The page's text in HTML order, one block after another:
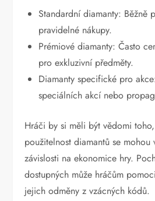
Standardní diamanty: Běžně
pravidelné nákupy.
Prémiové diamanty: Často
pro exkluzivní předměty.
Diamanty specifické pro
speciálních akcí nebo
Hráči by si měli být vědomi
použitelnost diamantů se mohou
závislosti na ekonomice hry.
dostupných může hráčům
jejich odměny z vzácných kódů.